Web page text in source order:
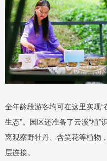
全年龄段游客均可在这里实现
生态”。园区还准备了云溪“植
离观察野牡丹、含笑花等植物
层连接。